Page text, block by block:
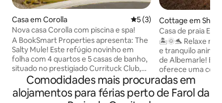
Casa em Corolla Classificação média de 5
5 (3)
Nova casa Corolla com piscina e spa!
A BookSmart Properties apresenta: The
Salty Mule! Este refúgio novinho em
folha com 4 quartos e 5 casas de banho,
situado no prestigiado Currituck Club,
em Corolla, tem capacidade para 10
pessoas e dispõe de piscina privada,
banheira de hidromassagem e um
Cottage em
Casa de praia
água isolada
🏝️🌞🐬 Relaxe
e tranquilo
de Albemarle!
oferece uma
refúgio rural e a
verdadeiramente
escapada
Comodidades mais procuradas em
alojamentos para férias perto de Farol da